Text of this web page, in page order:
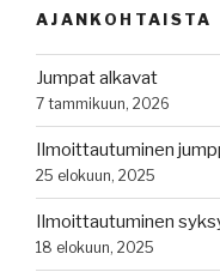
AJANKOHTAISTA
Jumpat alkavat
7 tammikuun, 2026
Ilmoittautuminen
25 elokuun, 2025
Ilmoittautuminen
18 elokuun, 2025